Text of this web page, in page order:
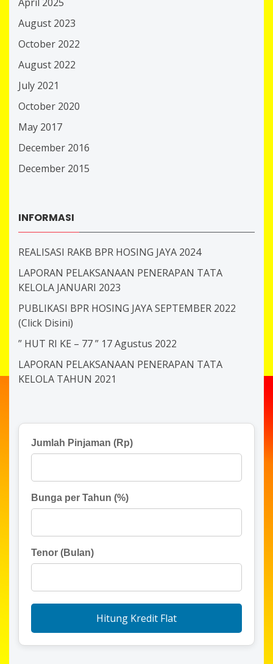
August 2023
October 2022
August 2022
July 2021
October 2020
May 2017
December 2016
December 2015
INFORMASI
REALISASI RAKB BPR HOSING JAYA 2024
LAPORAN PELAKSANAAN PENERAPAN TATA
KELOLA JANUARI 2023
PUBLIKASI BPR HOSING JAYA SEPTEMBER 2022
(Click Disini)
” HUT RI KE – 77 ” 17 Agustus 2022
LAPORAN PELAKSANAAN PENERAPAN TATA
KELOLA TAHUN 2021
Jumlah Pinjaman (Rp)
Bunga per Tahun (%)
Tenor (Bulan)
Hitung Kredit Flat